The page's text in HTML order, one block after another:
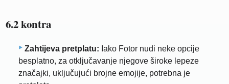
6.2 kontra
Zahtijeva pretplatu: Iako Fotor nudi neke opcije
besplatno, za otključavanje njegove široke lepeze
značajki, uključujući brojne emojije, potrebna je